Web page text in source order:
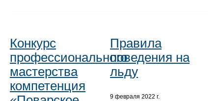
Конкурс
профессионального
мастерства
компетенция
Правила
поведения на
льду
9 февраля 2022 г.